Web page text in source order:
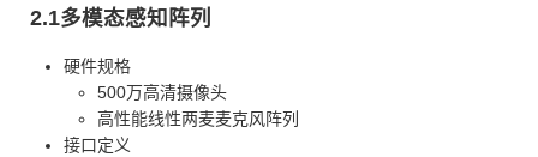
2.1多模态感知阵列
硬件规格
500万高清摄像头
高性能线性两麦麦克风阵列
接口定义